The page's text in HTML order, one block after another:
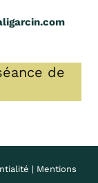
de
| Mentions